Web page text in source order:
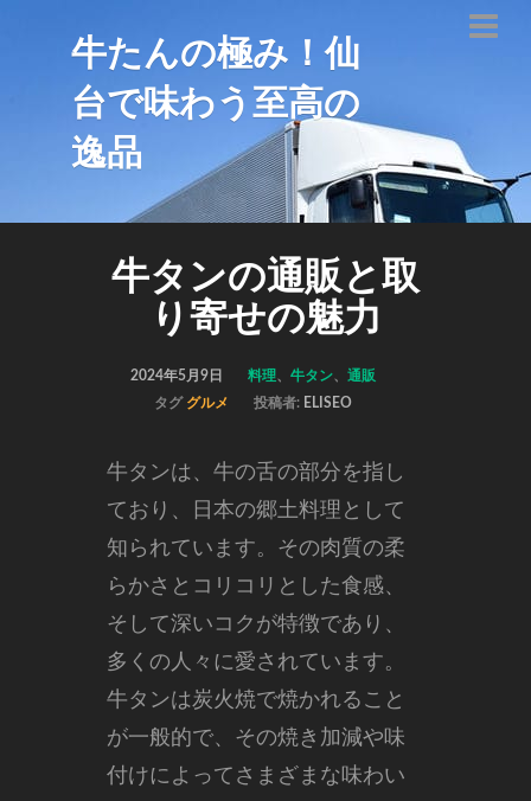
牛たんの極み！仙
台で味わう至高の
逸品
牛タンの通販と取
り寄せの魅力
2024年5月9日 料理、 牛タン、 通販
タグ グルメ 投稿者: ELISEO
牛タンは、牛の舌の部分を指し
ており、日本の郷土料理として
知られています。 その肉質の柔
らかさとコリコリとした食感、
そして深いコクが特徴であり、
多くの人々に愛されています。
牛タンは炭火焼で焼かれること
が一般的で、その焼き加減や味
付けによってさまざまな味わい